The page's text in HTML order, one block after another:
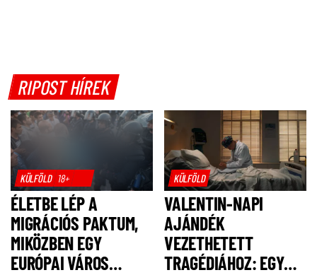
RIPOST HÍREK
KÜLFÖLD 18+
ÉLETBE LÉP A
MIGRÁCIÓS PAKTUM,
MIKÖZBEN EGY
EURÓPAI VÁROS
KÜLFÖLD
VALENTIN-NAPI
AJÁNDÉK
VEZETHETETT
TRAGÉDIÁHOZ: EGY